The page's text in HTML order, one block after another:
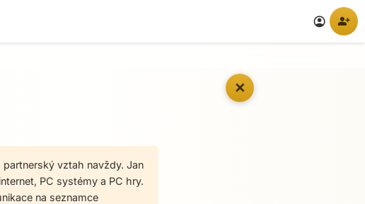
account_circle person_add
✕
vztah navždy. Jan
PC systémy a PC hry.
na seznamce